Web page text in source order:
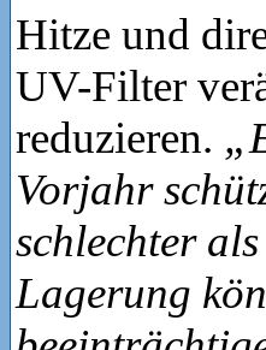
Hitze und
UV-Filter
reduzieren.
Vorjahr
schlechter
Lagerung